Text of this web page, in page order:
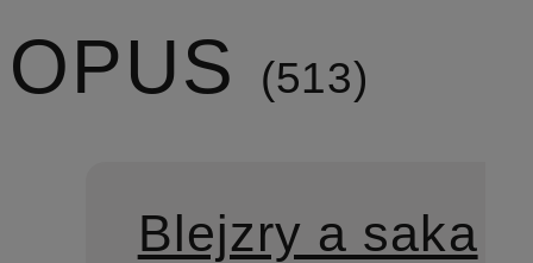
OPUS 513
Blejzry a saka